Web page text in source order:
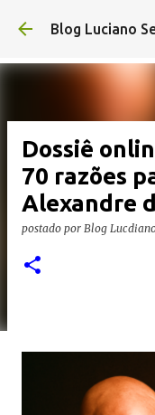
Pular
Blog Luciano
Dossiê
70 razões
Alexandre
postado por Blog